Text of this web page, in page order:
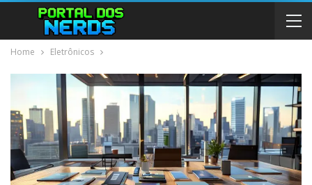
Home Eletrônicos